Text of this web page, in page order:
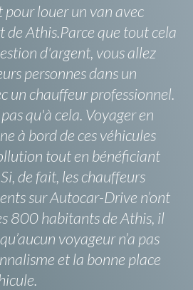
louer un van avec
Athis.Parce que tout cela
d'argent, vous allez
personnes dans un
un chauffeur professionnel.
qu'à cela. Voyager en
à bord de ces véhicules
tout en bénéficiant
de fait, les chauffeurs
sur Autocar-Drive n’ont
800 habitants de Athis, il
voyageur n’a pas
et la bonne place